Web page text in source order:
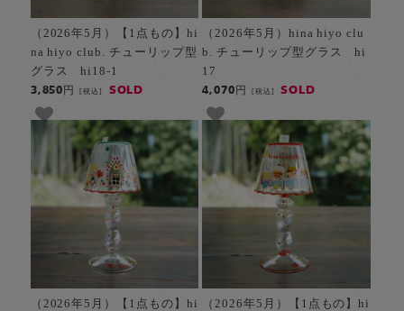
（2026年5月）【1点もの】hi
na hiyo club. チューリップ型
グラス hi18-1
3,850円[税込] SOLD
（2026年5月）hina hiyo clu
b. チューリップ型グラス hi
17
4,070円 [税込] SOLD
（2026年5月）【1点もの】hi
（2026年5月）【1点もの】hi